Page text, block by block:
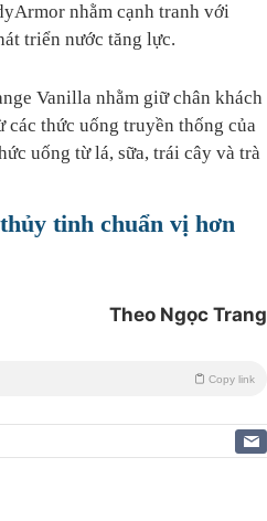
nhằm cạnh tranh với
triển nước tăng lực.
Vanilla nhằm giữ chân khách
các thức uống truyền thống của
uống từ lá, sữa, trái cây và trà
tinh chuẩn vị hơn
Theo Ngọc Trang
Copy link